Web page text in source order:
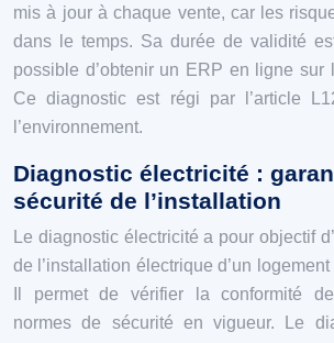
mis à jour à chaque vente, car les
dans le temps. Sa durée de validité
possible d’obtenir un ERP en ligne sur
Ce diagnostic est régi par l’article
l’environnement.
Diagnostic électricité :
sécurité de l’installation
Le diagnostic électricité a pour objectif
de l’installation électrique d’un
Il permet de vérifier la conformité
normes de sécurité en vigueur. Le